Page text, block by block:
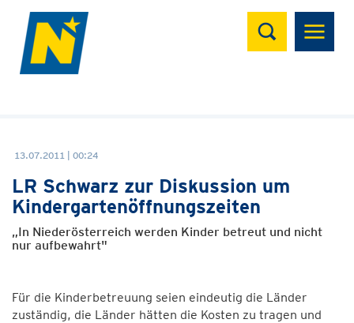
Suchen
13.07.2011 | 00:24
LR Schwarz zur Diskussion um
Kindergartenöffnungszeiten
„In Niederösterreich werden Kinder betreut und nicht
nur aufbewahrt"
Für die Kinderbetreuung seien eindeutig die Länder
zuständig, die Länder hätten die Kosten zu tragen und